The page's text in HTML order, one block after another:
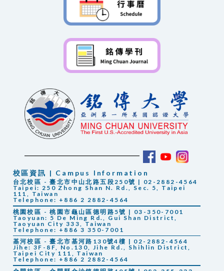
校區資訊 | Campus Information
台北校區 - 臺北市中山北路五段250號 | 02-2882-4564
Taipei: 250 Zhong Shan N. Rd., Sec. 5, Taipei
111, Taiwan
Telephone: +886 2 2882-4564
桃園校區 - 桃園市龜山區德明路5號 | 03-350-7001
Taoyuan: 5 De Ming Rd., Gui Shan District,
Taoyuan City 333, Taiwan
Telephone: +886 3 350-7001
基河校區 - 臺北市基河路130號4樓 | 02-2882-4564
Jihe: 3F-8F, No.130, Jihe Rd., Shihlin District,
Taipei City 111, Taiwan
Telephone: +886 2 2882-4564